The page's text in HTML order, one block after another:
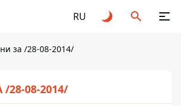
RU
за /28-08-2014/
08-2014/